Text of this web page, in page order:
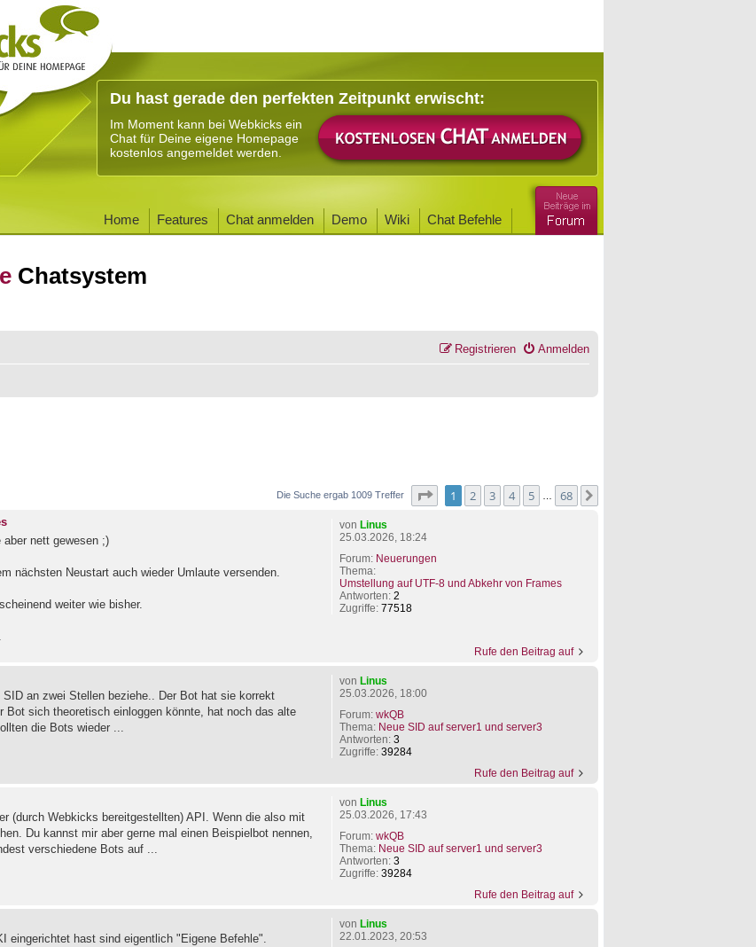
Du hast gerade den perfekten Zeitpunkt erwischt:
Im Moment kann bei Webkicks ein
Chat für Deine eigene Homepage
kostenlos angemeldet werden.
Home Features Chat anmelden Demo Wiki Chat Befehle
Chatsystem
Anmelden
Registrieren
Die Suche ergab 1009 Treffer Seite von68
1 2 3 4 5 68
von Linus
25.03.2026, 18:24
Forum: Neuerungen
Thema:
Umstellung auf UTF-8 und Abkehr von Frames
Antworten: 2
Zugriffe: 77518
aber nett gewesen ;)
nächsten Neustart auch wieder Umlaute versenden.
weiter wie bisher.
Rufe den Beitrag auf
von Linus
25.03.2026, 18:00
Forum: wkQB
Thema: Neue SID auf server1 und server3
Antworten: 3
Zugriffe: 39284
an zwei Stellen beziehe.. Der Bot hat sie korrekt
Bot sich theoretisch einloggen könnte, hat noch das alte
die Bots wieder ...
Rufe den Beitrag auf
von Linus
25.03.2026, 17:43
Forum: wkQB
Thema: Neue SID auf server1 und server3
Antworten: 3
Zugriffe: 39284
(durch Webkicks bereitgestellten) API. Wenn die also mit
Du kannst mir aber gerne mal einen Beispielbot nennen,
verschiedene Bots auf ...
Rufe den Beitrag auf
von Linus
22.01.2023, 20:53
eingerichtet hast sind eigentlich "Eigene Befehle".